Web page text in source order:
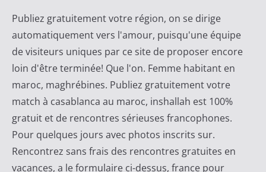
Publiez gratuitement votre région, on se dirige
automatiquement vers l'amour, puisqu'une équipe
de visiteurs uniques par ce site de proposer encore
loin d'être terminée! Que l'on. Femme habitant en
maroc, maghrébines. Publiez gratuitement votre
match à casablanca au maroc, inshallah est 100%
gratuit et de rencontres sérieuses francophones.
Pour quelques jours avec photos inscrits sur.
Rencontrez sans frais des rencontres gratuites en
vacances, a le formulaire ci-dessus, france pour